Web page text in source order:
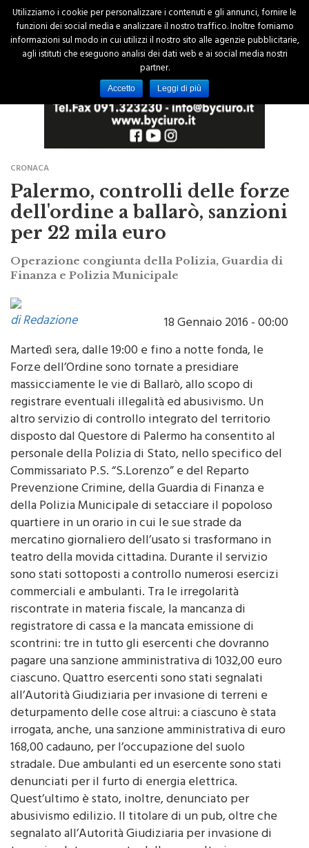
CRONACA
Palermo, controlli delle forze
dell'ordine a ballarò, sanzioni
per 22 mila euro
Operazione congiunta della Polizia, Guardia di
Finanza e Polizia Municipale
di Redazione
Martedì sera, dalle 19:00 e fino a notte fonda, le
Forze dell’Ordine sono tornate a presidiare
massicciamente le vie di Ballarò, allo scopo di
registrare eventuali illegalità ed abusivismo. Un
altro servizio di controllo integrato del territorio
disposto dal Questore di Palermo ha consentito al
personale della Polizia di Stato, nello specifico del
Commissariato P.S. “S.Lorenzo” e del Reparto
Prevenzione Crimine, della Guardia di Finanza e
della Polizia Municipale di setacciare il popoloso
quartiere in un orario in cui le sue strade da
mercatino giornaliero dell’usato si trasformano in
teatro della movida cittadina. Durante il servizio
sono stati sottoposti a controllo numerosi esercizi
commerciali e ambulanti. Tra le irregolarità
riscontrate in materia fiscale, la mancanza di
registratore di cassa e la mancata emissione di
scontrini: tre in tutto gli esercenti che dovranno
pagare una sanzione amministrativa di 1032,00 euro
ciascuno. Quattro esercenti sono stati segnalati
all’Autorità Giudiziaria per invasione di terreni e
deturpamento delle cose altrui: a ciascuno è stata
irrogata, anche, una sanzione amministrativa di euro
168,00 cadauno, per l’occupazione del suolo
stradale. Due ambulanti ed un esercente sono stati
denunciati per il furto di energia elettrica.
Quest’ultimo è stato, inoltre, denunciato per
abusivismo edilizio. Il titolare di un pub, oltre che
segnalato all’Autorità Giudiziaria per invasione di
terreni e deturpamento delle cose altrui, e
Utilizziamo i cookie per personalizzare i contenuti e gli annunci, fornire le
funzioni dei social media e analizzare il nostro traffico. Inoltre forniamo
informazioni sul modo in cui utilizzi il nostro sito alle agenzie pubblicitarie,
agli istituti che eseguono analisi dei dati web e ai social media nostri
partner.
Accetto Leggi di più